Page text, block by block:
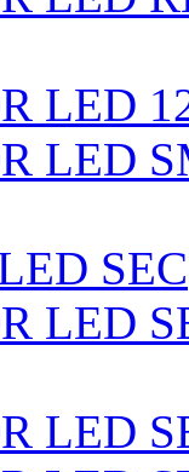
LED
LED
SEC
LED
LED